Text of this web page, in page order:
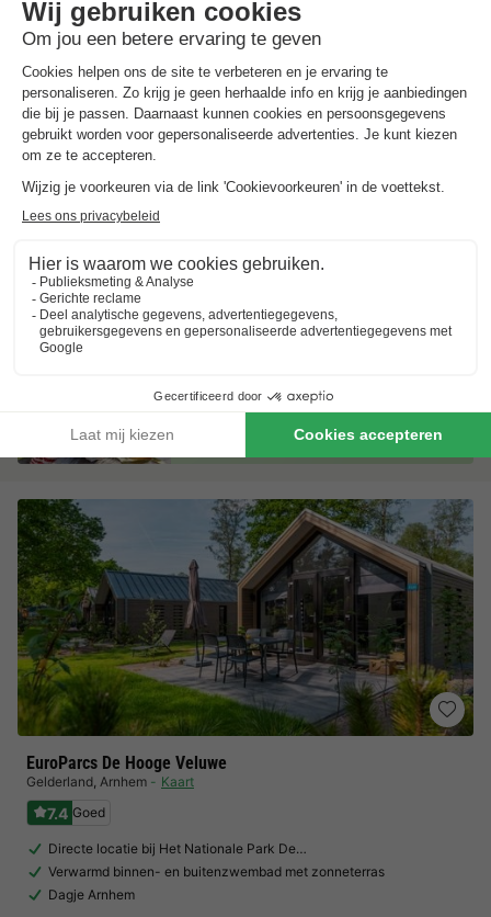
Landal Bospark Lunsbergen
Drenthe,Borger Kaart
In de buurt van Slagharen
Overdekt zwembad met kinderbad
Natuurgebied Gieten-Borger
Van 6 tot 27 nov, 21 nachten, Vanaf
€ 439,35
Bekijk alle accommodaties (7)
EuroParcs De Hooge Veluwe
Gelderland, Arnhem Kaart
7.4 Goed
Directe locatie bij Het Nationale Park De…
Verwarmd binnen- en buitenzwembad met zonneterras
Dagje Arnhem
7 nachten onder de €500!